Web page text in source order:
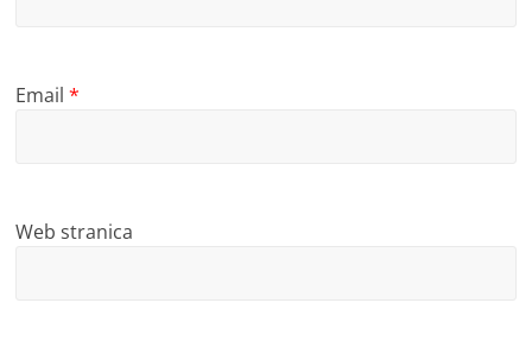
Email*
Web stranica